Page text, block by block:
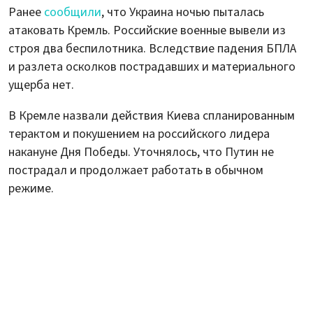
Ранее сообщили, что Украина ночью пыталась
атаковать Кремль. Российские военные вывели из
строя два беспилотника. Вследствие падения БПЛА
и разлета осколков пострадавших и материального
ущерба нет.
В Кремле назвали действия Киева спланированным
терактом и покушением на российского лидера
накануне Дня Победы. Уточнялось, что Путин не
пострадал и продолжает работать в обычном
режиме.